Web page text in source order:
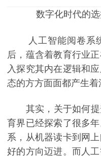
数字化时代的
人工智能阅卷系
后，蕴含着教育行业
入探究其内在逻辑和
态的方方面面都产生着
其实，关于如何提
育界已经探索了很多
系，从机器读卡到网
好的方向迈进。而人